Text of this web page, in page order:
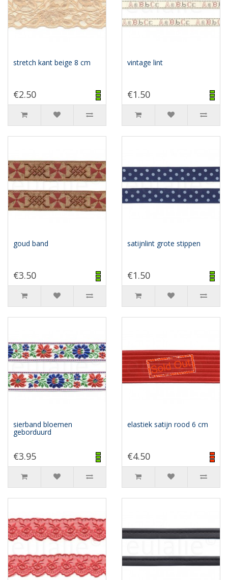
stretch kant beige 8 cm
€2.50
vintage lint
€1.50
goud band
€3.50
satijnlint grote stippen
€1.50
sierband bloemen
geborduurd
€3.95
elastiek satijn rood 6 cm
€4.50